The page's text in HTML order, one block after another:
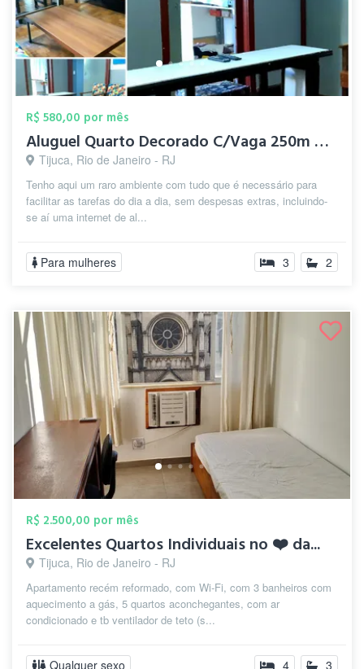
R$ 580,00 por mês
Aluguel Quarto Decorado C/Vaga 250m Metr...
Tijuca, Rio de Janeiro - RJ
Tenho aqui um raro ambiente com tudo que é necessário para
facilitar as tarefas do dia a dia, sem despesas extras, incluindo-
se aí uma internet de al...
Para mulheres 3 2
R$ 2.500,00 por mês
Excelentes Quartos Individuais no ❤️ da...
Tijuca, Rio de Janeiro - RJ
Apartamento recém reformado, com Wi-Fi, com 3 banheiros com
aquecimento a gás, 5 quartos aconchegantes, com ar
condicionado e tb ventilador de teto (s...
Qualquer sexo 4 3